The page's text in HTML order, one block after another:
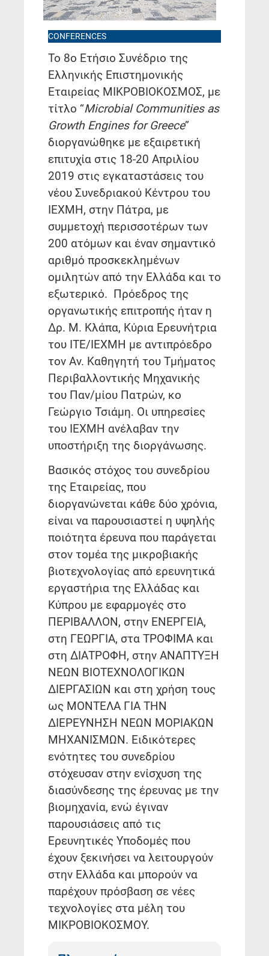
CONFERENCES
Το 8ο Ετήσιο Συνέδριο της
Ελληνικής Επιστημονικής
Εταιρείας ΜΙΚΡΟΒΙΟΚΟΣΜΟΣ, με
τίτλο “Microbial Communities as
Growth Engines for Greece”
διοργανώθηκε με εξαιρετική
επιτυχία στις 18-20 Απριλίου
2019 στις εγκαταστάσεις του
νέου Συνεδριακού Κέντρου του
ΙΕΧΜΗ, στην Πάτρα, με
συμμετοχή περισσοτέρων των
200 ατόμων και έναν σημαντικό
αριθμό προσκεκλημένων
ομιλητών από την Ελλάδα και το
εξωτερικό. Πρόεδρος της
οργανωτικής επιτροπής ήταν η
Δρ. Μ. Κλάπα, Κύρια Ερευνήτρια
του ΙΤΕ/ΙΕΧΜΗ με αντιπρόεδρο
τον Αν. Καθηγητή του Τμήματος
Περιβαλλοντικής Μηχανικής
του Παν/μίου Πατρών, κο
Γεώργιο Τσιάμη. Οι υπηρεσίες
του ΙΕΧΜΗ ανέλαβαν την
υποστήριξη της διοργάνωσης.
Βασικός στόχος του συνεδρίου
της Εταιρείας, που
διοργανώνεται κάθε δύο χρόνια,
είναι να παρουσιαστεί η υψηλής
ποιότητα έρευνα που παράγεται
στον τομέα της μικροβιακής
βιοτεχνολογίας από ερευνητικά
εργαστήρια της Ελλάδας και
Κύπρου με εφαρμογές στο
ΠΕΡΙΒΑΛΛΟΝ, στην ΕΝΕΡΓΕΙΑ,
στη ΓΕΩΡΓΙΑ, στα ΤΡΟΦΙΜΑ και
στη ΔΙΑΤΡΟΦΗ, στην ΑΝΑΠΤΥΞΗ
ΝΕΩΝ ΒΙΟΤΕΧΝΟΛΟΓΙΚΩΝ
ΔΙΕΡΓΑΣΙΩΝ και στη χρήση τους
ως ΜΟΝΤΕΛΑ ΓΙΑ ΤΗΝ
ΔΙΕΡΕΥΝΗΣΗ ΝΕΩΝ ΜΟΡΙΑΚΩΝ
ΜΗΧΑΝΙΣΜΩΝ. Ειδικότερες
ενότητες του συνεδρίου
στόχευσαν στην ενίσχυση της
διασύνδεσης της έρευνας με την
βιομηχανία, ενώ έγιναν
παρουσιάσεις από τις
Ερευνητικές Υποδομές που
έχουν ξεκινήσει να λειτουργούν
στην Ελλάδα και μπορούν να
παρέχουν πρόσβαση σε νέες
τεχνολογίες στα μέλη του
ΜΙΚΡΟΒΙΟΚΟΣΜΟΥ.